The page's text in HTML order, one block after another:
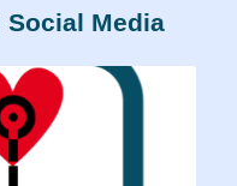
Social Media